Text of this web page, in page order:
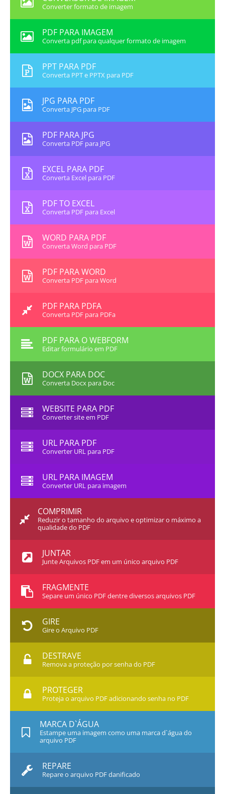
Converter formato de imagem
PDF PARA IMAGEM
Converta pdf para qualquer formato de imagem
PPT PARA PDF
Converta PPT e PPTX para PDF
JPG PARA PDF
Converta JPG para PDF
PDF PARA JPG
Converta PDF para JPG
EXCEL PARA PDF
Converta Excel para PDF
PDF TO EXCEL
Converta PDF para Excel
WORD PARA PDF
Converta Word para PDF
PDF PARA WORD
Converta PDF para Word
PDF PARA PDFA
Converta PDF para PDFa
PDF PARA O WEBFORM
Editar formulário em PDF
DOCX PARA DOC
Converta Docx para Doc
WEBSITE PARA PDF
Converter site em PDF
URL PARA PDF
Converter URL para PDF
URL PARA IMAGEM
Converter URL para imagem
COMPRIMIR
Reduzir o tamanho do arquivo e optimizar o máximo a
qualidade do PDF
JUNTAR
Junte Arquivos PDF em um único arquivo PDF
FRAGMENTE
Separe um único PDF dentre diversos arquivos PDF
GIRE
Gire o Arquivo PDF
DESTRAVE
Remova a proteção por senha do PDF
PROTEGER
Proteja o arquivo PDF adicionando senha no PDF
MARCA D`ÁGUA
Estampe uma imagem como uma marca d`água do
arquivo PDF
REPARE
Repare o arquivo PDF danificado